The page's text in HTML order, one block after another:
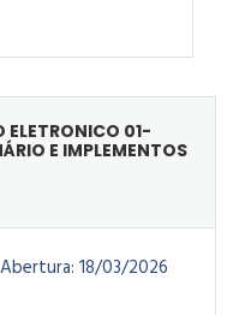
01-
E IMPLEMENTOS
Abertura: 18/03/2026